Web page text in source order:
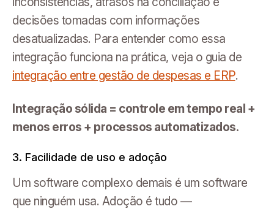
decisões tomadas com informações
desatualizadas. Para entender como essa
integração funciona na prática, veja o guia de
integração entre gestão de despesas e ERP.
Integração sólida = controle em tempo real +
menos erros + processos automatizados.
3. Facilidade de uso e adoção
Um software complexo demais é um software
que ninguém usa. Adoção é tudo —